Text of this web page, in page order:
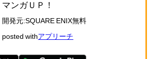
マンガＵＰ！
開発元:SQUARE ENIX無料
posted withアプリーチ